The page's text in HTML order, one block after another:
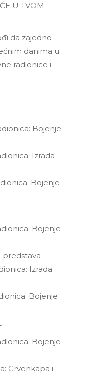
U TVOM
da zajedno
danima u
radionice i
Bojenje
Izrada
Bojenje
Bojenje
predstava
Izrada
Bojenje
Bojenje
Crvenkapa i